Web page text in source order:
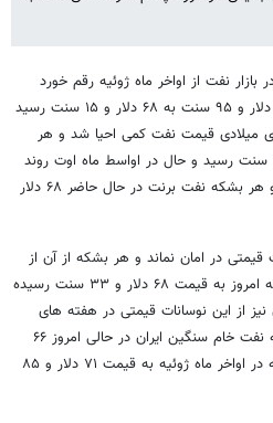
نفت از اواخر ماه ژوئیه رقم خورد
جایی که هر بشکه نفت برنت از ۷۳ دلار و ۹۵ سنت به ۶۸ دلار و ۱۵ سنت رسید
میلادی قیمت نفت کمی احیا شد و هر
بشکه نفت خام برنت به ۶۹ دلار و ۹ سنت رسید و حال در اواسط ماه اوت روند
قیمت نفت دوباره نزولی شده است و هر بشکه نفت برنت در حال حاضر ۶۸ دلار
در امان نماند و هر بشکه از آن از
۶۹ دلار و ۲۵ سنت در سه روز گذشته امروز به قیمت ۶۸ دلار و ۳۳ سنت رسیده
از این نوسانات قیمتی در هفته های
اخیر در امان نمانده است و هر بشکه نفت خام سنگین ایران در حالی امروز ۶۶
دلار و ۱۶ سنت قیمت خورده است که در اواخر ماه ژوئیه به قیمت ۷۱ دلار و ۸۵